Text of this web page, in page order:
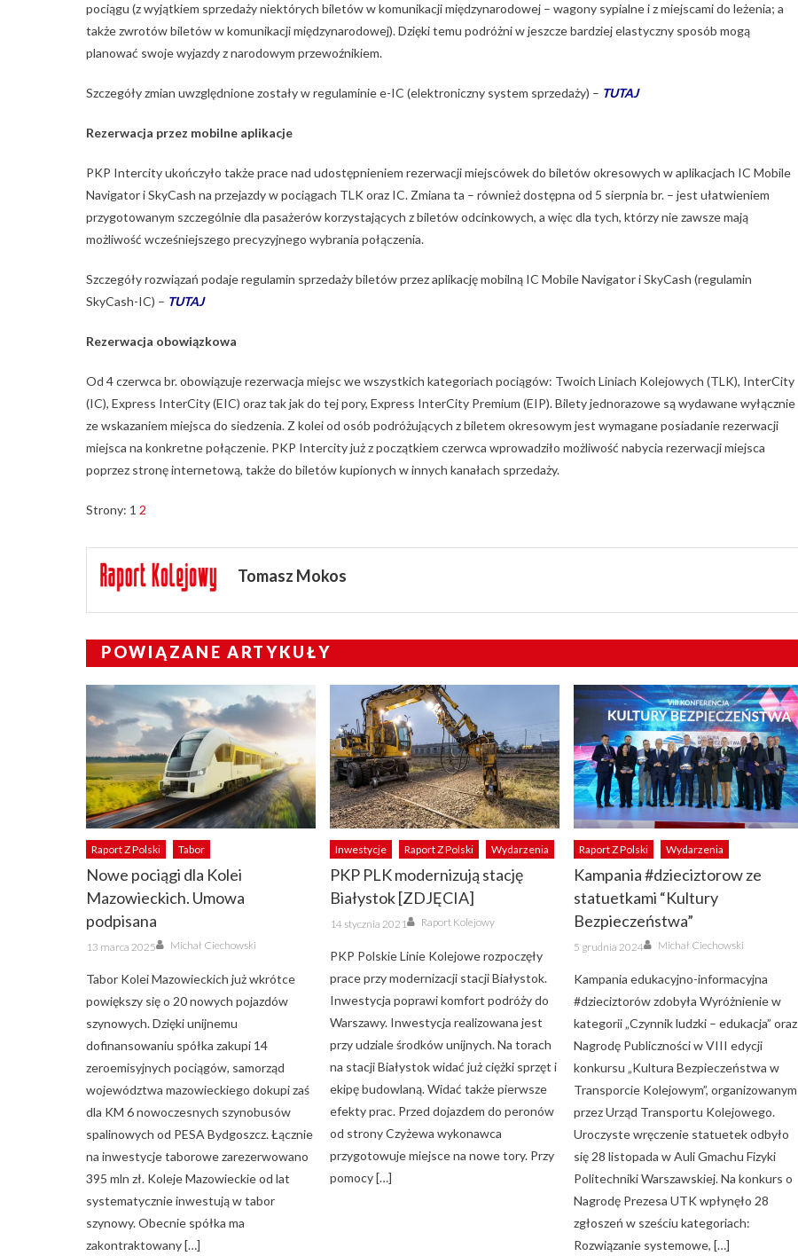
pociągu (z wyjątkiem sprzedaży niektórych biletów w komunikacji międzynarodowej – wagony sypialne i z miejscami do leżenia; a
także zwrotów biletów w komunikacji międzynarodowej). Dzięki temu podróżni w jeszcze bardziej elastyczny sposób mogą
planować swoje wyjazdy z narodowym przewoźnikiem.
Szczegóły zmian uwzględnione zostały w regulaminie e-IC (elektroniczny system sprzedaży) – TUTAJ
Rezerwacja przez mobilne aplikacje
PKP Intercity ukończyło także prace nad udostępnieniem rezerwacji miejscówek do biletów okresowych w aplikacjach IC Mobile
Navigator i SkyCash na przejazdy w pociągach TLK oraz IC. Zmiana ta – również dostępna od 5 sierpnia br. – jest ułatwieniem
przygotowanym szczególnie dla pasażerów korzystających z biletów odcinkowych, a więc dla tych, którzy nie zawsze mają
możliwość wcześniejszego precyzyjnego wybrania połączenia.
Szczegóły rozwiązań podaje regulamin sprzedaży biletów przez aplikację mobilną IC Mobile Navigator i SkyCash (regulamin
SkyCash-IC) – TUTAJ
Rezerwacja obowiązkowa
Od 4 czerwca br. obowiązuje rezerwacja miejsc we wszystkich kategoriach pociągów: Twoich Liniach Kolejowych (TLK), InterCity
(IC), Express InterCity (EIC) oraz tak jak do tej pory, Express InterCity Premium (EIP). Bilety jednorazowe są wydawane wyłącznie
ze wskazaniem miejsca do siedzenia. Z kolei od osób podróżujących z biletem okresowym jest wymagane posiadanie rezerwacji
miejsca na konkretne połączenie. PKP Intercity już z początkiem czerwca wprowadziło możliwość nabycia rezerwacji miejsca
poprzez stronę internetową, także do biletów kupionych w innych kanałach sprzedaży.
Strony: 1 2
Tomasz Mokos
POWIĄZANE ARTYKUŁY
Raport Z Polski Tabor
Nowe pociągi dla Kolei
Mazowieckich. Umowa
podpisana
Posted
on
13 marca 2025 Author
Michał Ciechowski
Tabor Kolei Mazowieckich już wkrótce
powiększy się o 20 nowych pojazdów
szynowych. Dzięki unijnemu
dofinansowaniu spółka zakupi 14
zeroemisyjnych pociągów, samorząd
województwa mazowieckiego dokupi zaś
dla KM 6 nowoczesnych szynobusów
spalinowych od PESA Bydgoszcz. Łącznie
na inwestycje taborowe zarezerwowano
395 mln zł. Koleje Mazowieckie od lat
systematycznie inwestują w tabor
szynowy. Obecnie spółka ma
zakontraktowany […]
Inwestycje Raport Z Polski Wydarzenia
PKP PLK modernizują stację
Białystok [ZDJĘCIA]
Posted
on
14 stycznia 2021 Author
Raport Kolejowy
PKP Polskie Linie Kolejowe rozpoczęły
prace przy modernizacji stacji Białystok.
Inwestycja poprawi komfort podróży do
Warszawy. Inwestycja realizowana jest
przy udziale środków unijnych. Na torach
na stacji Białystok widać już ciężki sprzęt i
ekipę budowlaną. Widać także pierwsze
efekty prac. Przed dojazdem do peronów
od strony Czyżewa wykonawca
przygotowuje miejsce na nowe tory. Przy
pomocy […]
Raport Z Polski Wydarzenia
Kampania #dzieciztorow ze
statuetkami “Kultury
Bezpieczeństwa”
Posted
on
5 grudnia 2024 Author
Michał Ciechowski
Kampania edukacyjno-informacyjna
#dzieciztorów zdobyła Wyróżnienie w
kategorii „Czynnik ludzki – edukacja” oraz
Nagrodę Publiczności w VIII edycji
konkursu „Kultura Bezpieczeństwa w
Transporcie Kolejowym”, organizowanym
przez Urząd Transportu Kolejowego.
Uroczyste wręczenie statuetek odbyło
się 28 listopada w Auli Gmachu Fizyki
Politechniki Warszawskiej. Na konkurs o
Nagrodę Prezesa UTK wpłynęło 28
zgłoszeń w sześciu kategoriach:
Rozwiązanie systemowe, […]